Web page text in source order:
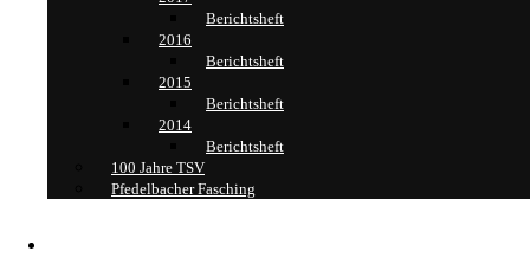
Berichtsheft
2016
Berichtsheft
2015
Berichtsheft
2014
Berichtsheft
100 Jahre TSV
Pfedelbacher Fasching